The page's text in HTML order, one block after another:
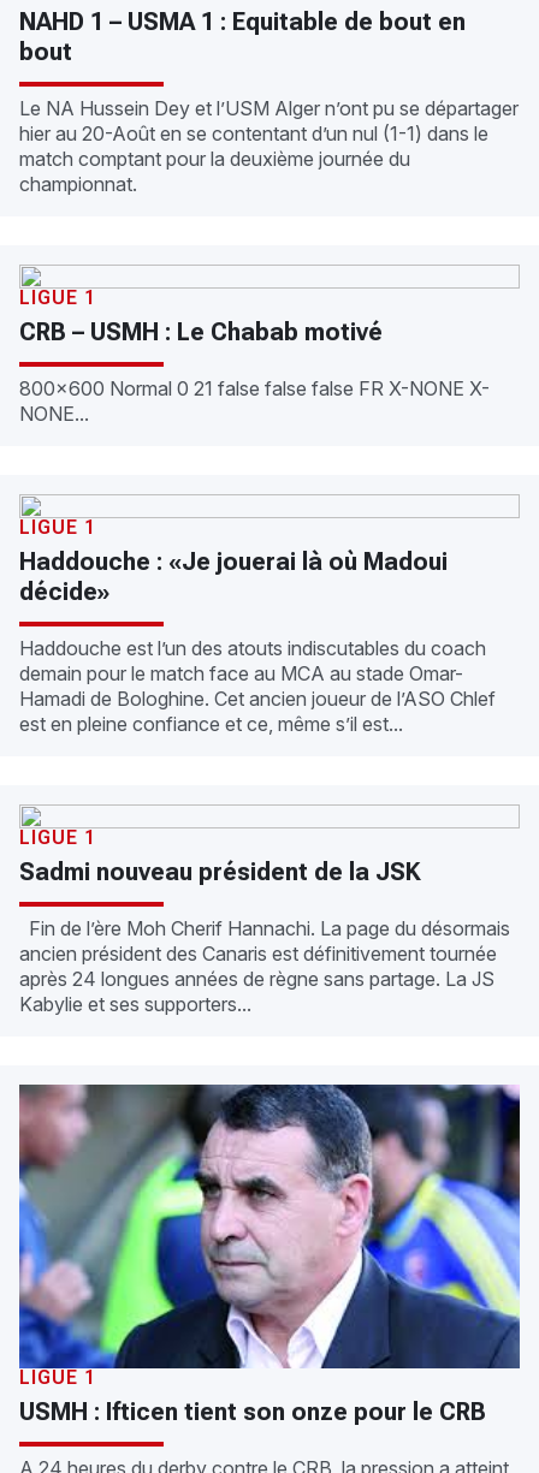
NAHD 1 – USMA 1 : Equitable de bout en
bout
Le NA Hussein Dey et l’USM Alger n’ont pu se départager
hier au 20-Août en se contentant d’un nul (1-1) dans le
match comptant pour la deuxième journée du
championnat.
LIGUE 1
CRB – USMH : Le Chabab motivé
800x600 Normal 0 21 false false false FR X-NONE X-
NONE...
LIGUE 1
Haddouche : «Je jouerai là où Madoui
décide»
Haddouche est l’un des atouts indiscutables du coach
demain pour le match face au MCA au stade Omar-
Hamadi de Bologhine. Cet ancien joueur de l’ASO Chlef
est en pleine confiance et ce, même s’il est...
LIGUE 1
Sadmi nouveau président de la JSK
Fin de l’ère Moh Cherif Hannachi. La page du désormais
ancien président des Canaris est définitivement tournée
après 24 longues années de règne sans partage. La JS
Kabylie et ses supporters...
LIGUE 1
USMH : Ifticen tient son onze pour le CRB
A 24 heures du derby contre le CRB, la pression a atteint